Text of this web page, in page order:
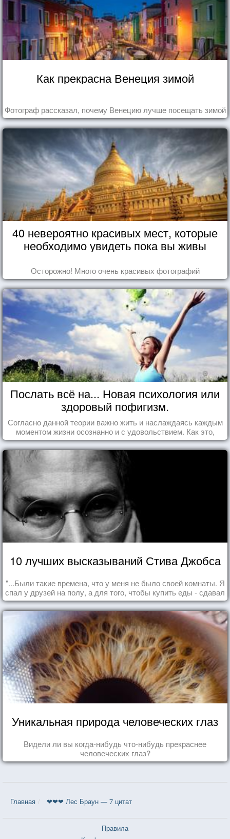
Как прекрасна Венеция зимой
Фотограф рассказал, почему Венецию лучше посещать зимой
40 невероятно красивых мест, которые
необходимо увидеть пока вы живы
Осторожно! Много очень красивых фотографий
Послать всё на... Новая психология или
здоровый пофигизм.
Согласно данной теории важно жить и наслаждаясь каждым
моментом жизни осознанно и с удовольствием. Как это,
попробуем разобраться на реальных примерах.
10 лучших высказываний Стива Джобса
"...Были такие времена, что у меня не было своей комнаты. Я
спал у друзей на полу, а для того, чтобы купить еды - сдавал
бутылки из под кока-колы"
Уникальная природа человеческих глаз
Видели ли вы когда-нибудь что-нибудь прекраснее
человеческих глаз?
Главная ❤❤❤ Лес Браун — 7 цитат
Правила